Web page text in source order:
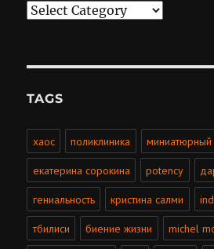
Categories
TAGS
хаос поликлиника миниатюрный
екатерина сорокина potency
гениальность кристина салми
тбилиси биение жизни michel